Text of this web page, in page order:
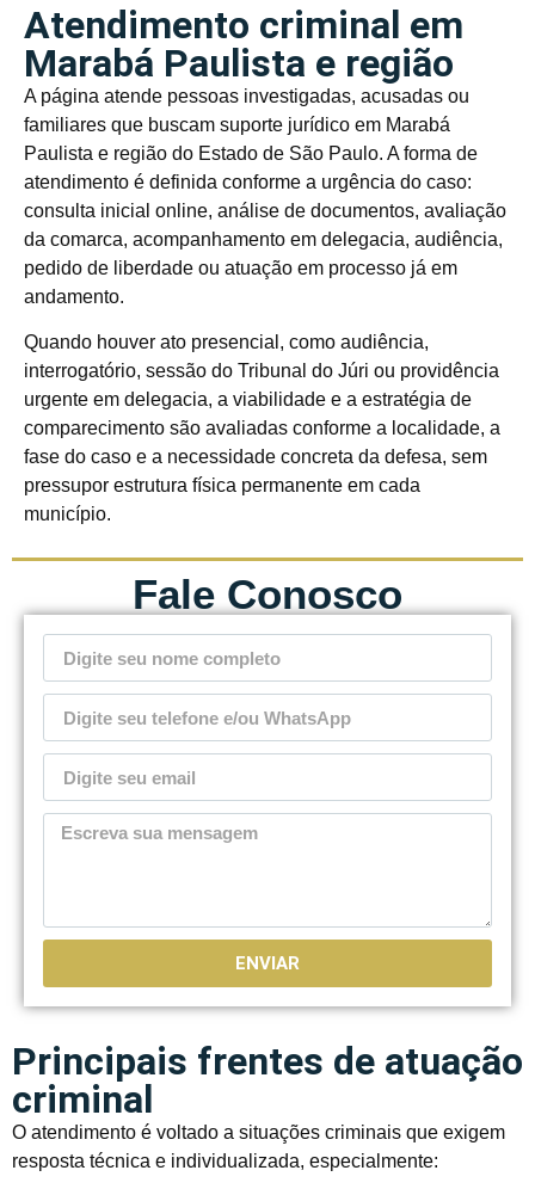
Atendimento criminal em
Marabá Paulista e região
A página atende pessoas investigadas, acusadas ou
familiares que buscam suporte jurídico em Marabá
Paulista e região do Estado de São Paulo. A forma de
atendimento é definida conforme a urgência do caso:
consulta inicial online, análise de documentos, avaliação
da comarca, acompanhamento em delegacia, audiência,
pedido de liberdade ou atuação em processo já em
andamento.
Quando houver ato presencial, como audiência,
interrogatório, sessão do Tribunal do Júri ou providência
urgente em delegacia, a viabilidade e a estratégia de
comparecimento são avaliadas conforme a localidade, a
fase do caso e a necessidade concreta da defesa, sem
pressupor estrutura física permanente em cada
município.
Fale Conosco
ENVIAR
Principais frentes de atuação
criminal
O atendimento é voltado a situações criminais que exigem
resposta técnica e individualizada, especialmente: